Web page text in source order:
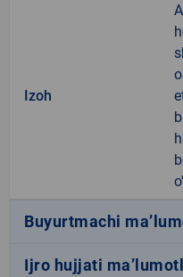
Izoh
Buyurtmachi
Ijro hujjati